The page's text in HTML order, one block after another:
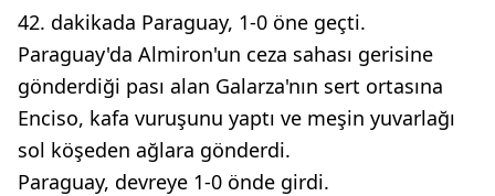
42. dakikada Paraguay, 1-0 öne geçti.
Paraguay'da Almiron'un ceza sahası gerisine
gönderdiği pası alan Galarza'nın sert ortasına
Enciso, kafa vuruşunu yaptı ve meşin yuvarlağı
sol köşeden ağlara gönderdi.
Paraguay, devreye 1-0 önde girdi.